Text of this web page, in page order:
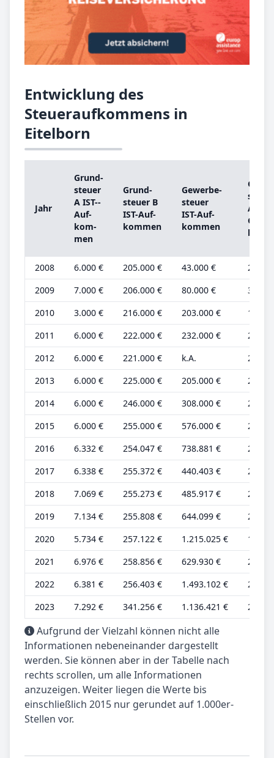
Entwicklung des
Steueraufkommens in
Eitelborn
Jahr
Grund­
steu­er
A IST-­
Auf­
kom­
men
Grund­
steu­er B
IST-­Auf­
kom­men
Ge­wer­be­
steu­er
IST-­Auf­
kom­men
steu­er
A
2008 6.000 € 205.000 € 43.000 €
2.000
2009
7.000 € 206.000 € 80.000 €
3.000
2010
3.000 € 216.000 € 203.000 €
1.000
2011
6.000 € 222.000 € 232.000 €
2.000
2012
6.000 € 221.000 € k.A.
2.000
2013
6.000 € 225.000 € 205.000 €
2.000
2014
6.000 € 246.000 € 308.000 €
2.000
2015
6.000 € 255.000 € 576.000 €
2.000
2016
6.332 € 254.047 € 738.881 €
2.111
2017
6.338 € 255.372 € 440.403 €
2.113
2018
7.069 € 255.273 € 485.917 €
2.356
2019
7.134 € 255.808 € 644.099 €
2.378
2020
5.734 € 257.122 € 1.215.025 €
1.911
2021
6.976 € 258.856 € 629.930 €
2.325
2022
6.381 € 256.403 € 1.493.102 €
2.127
2023
7.292 € 341.256 € 1.136.421 € 2.114
Aufgrund der Vielzahl können nicht alle
Informationen nebeneinander dargestellt
werden. Sie können aber in der Tabelle nach
rechts scrollen, um alle Informationen
anzuzeigen. Weiter liegen die Werte bis
einschließlich 2015 nur gerundet auf 1.000er-
Stellen vor.